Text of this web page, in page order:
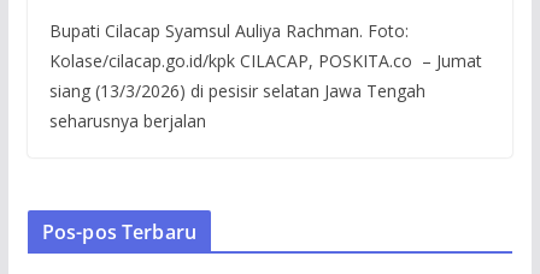
Bupati Cilacap Syamsul Auliya Rachman. Foto:
Kolase/cilacap.go.id/kpk CILACAP, POSKITA.co – Jumat
siang (13/3/2026) di pesisir selatan Jawa Tengah
seharusnya berjalan
Pos-pos Terbaru